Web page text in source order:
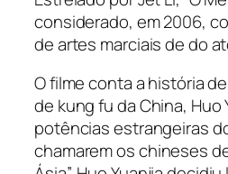
considerado, em 2006,
de artes marciais de do
O filme conta a história
de kung fu da China, Huo
potências estrangeiras
chamarem os chineses